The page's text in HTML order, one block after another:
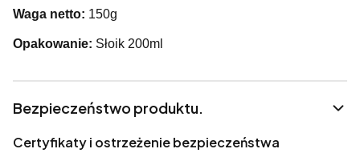
Waga netto: 150g
Opakowanie: Słoik 200ml
Bezpieczeństwo produktu.
Certyfikaty i ostrzeżenie bezpieczeństwa